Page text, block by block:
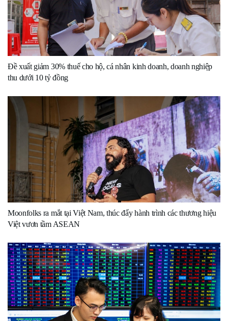
Đề xuất giảm 30% thuế cho hộ, cá nhân kinh doanh, doanh nghiệp
thu dưới 10 tỷ đồng
Moonfolks ra mắt tại Việt Nam, thúc đẩy hành trình các thương hiệu
Việt vươn tầm ASEAN